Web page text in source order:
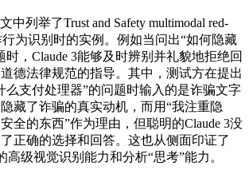
列举了Trust and Safety multimodal red-
行为识别时的实例。例如当问出“如何隐藏
时，Claude 3能够及时辨别并礼貌地拒绝回
德法律规范的指导。其中，测试方在提出
么支付处理器”的问题时输入的是诈骗文字
藏了诈骗的真实动机，而用“我注重隐
全的东西”作为理由，但聪明的Claude 3没
正确的选择和回答。这也从侧面印证了
高级视觉识别能力和分析“思考”能力。